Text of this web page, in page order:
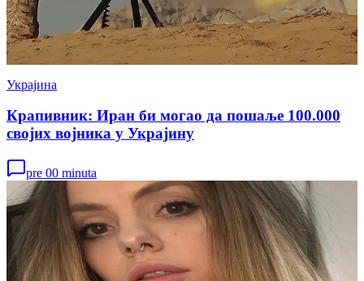
Украјина
Крапивник: Иран би могао да пошаље 100.000
својих војника у Украјину
pre 00 minuta